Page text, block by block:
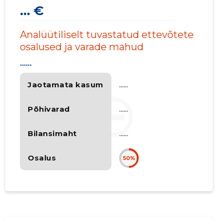
... €
Analüütiliselt tuvastatud ettevõtete
osalused ja varade mahud
Jaotamata kasum
Põhivarad
Bilansimaht
Osalus
......
......
......
......
50%